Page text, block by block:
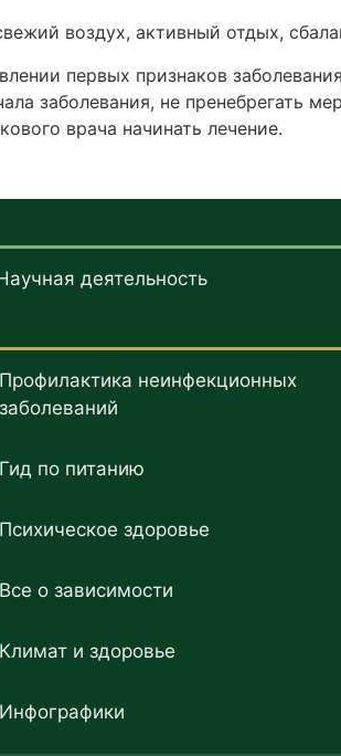
воздух, активный отдых,
первых признаков
заболевания, не пренебрегать
врача начинать лечение.
деятельность
Профилактика неинфекционных
заболеваний
Гид по питанию
Психическое здоровье
Все о зависимости
Климат и здоровье
Инфографики